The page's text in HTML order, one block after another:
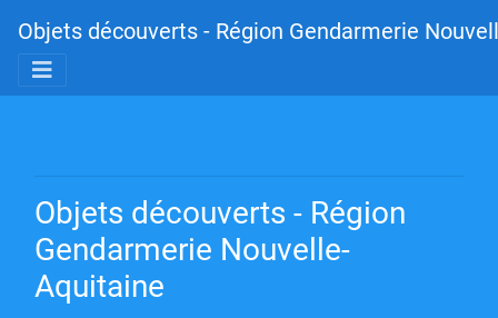
Objets découverts - Région Gendarmerie
Objets découverts - Région
Gendarmerie Nouvelle-
Aquitaine